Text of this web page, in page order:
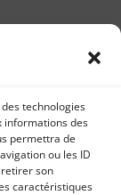
technologies
informations des
permettra de
ou les ID
retirer son
caractéristiques